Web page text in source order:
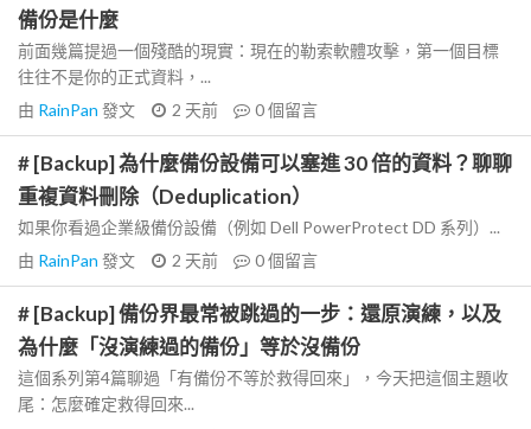
備份是什麼
前面幾篇提過一個殘酷的現實：現在的勒索軟體攻擊，第一個目標
往往不是你的正式資料，...
由 RainPan 發文 2 天前 0個留言
# [Backup] 為什麼備份設備可以塞進 30 倍的資料？聊聊
重複資料刪除（Deduplication）
如果你看過企業級備份設備（例如 Dell PowerProtect DD 系列）...
由 RainPan 發文 2 天前 0個留言
# [Backup] 備份界最常被跳過的一步：還原演練，以及
為什麼「沒演練過的備份」等於沒備份
這個系列第4篇聊過「有備份不等於救得回來」，今天把這個主題收
尾：怎麼確定救得回來...